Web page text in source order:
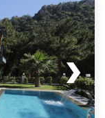
Beğen